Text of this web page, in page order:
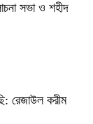
সভা ও শহীদ
রেজাউল করীম